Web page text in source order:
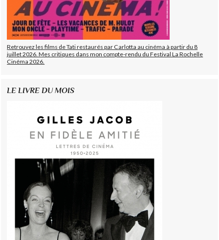
Retrouvez les films de Tati restaurés par Carlotta au cinéma à partir du 8
juillet 2026. Mes critiques dans mon compte-rendu du Festival La Rochelle
Cinéma 2026.
LE LIVRE DU MOIS